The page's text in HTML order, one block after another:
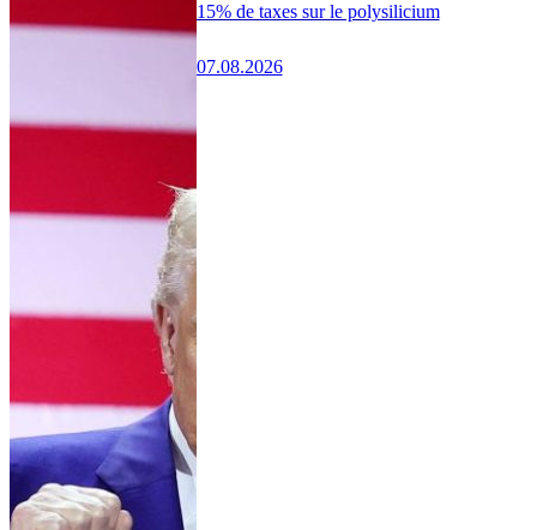
15% de taxes sur le polysilicium
07.08.2026